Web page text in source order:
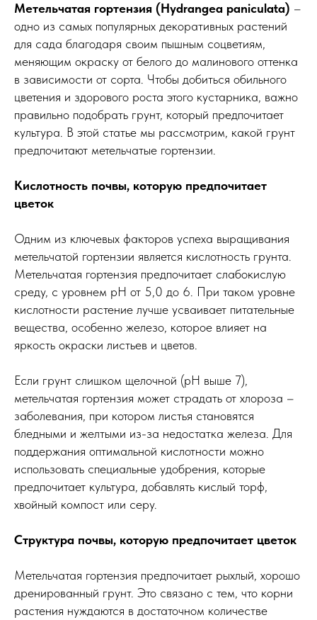
Метельчатая гортензия (Hydrangea paniculata) –
одно из самых популярных декоративных растений
для сада благодаря своим пышным соцветиям,
меняющим окраску от белого до малинового оттенка
в зависимости от сорта. Чтобы добиться обильного
цветения и здорового роста этого кустарника, важно
правильно подобрать грунт, который предпочитает
культура. В этой статье мы рассмотрим, какой грунт
предпочитают метельчатые гортензии.
Кислотность почвы, которую предпочитает
цветок
Одним из ключевых факторов успеха выращивания
метельчатой гортензии является кислотность грунта.
Метельчатая гортензия предпочитает слабокислую
среду, с уровнем pH от 5,0 до 6. При таком уровне
кислотности растение лучше усваивает питательные
вещества, особенно железо, которое влияет на
яркость окраски листьев и цветов.
Если грунт слишком щелочной (pH выше 7),
метельчатая гортензия может страдать от хлороза –
заболевания, при котором листья становятся
бледными и желтыми из-за недостатка железа. Для
поддержания оптимальной кислотности можно
использовать специальные удобрения, которые
предпочитает культура, добавлять кислый торф,
хвойный компост или серу.
Структура почвы, которую предпочитает цветок
Метельчатая гортензия предпочитает рыхлый, хорошо
дренированный грунт. Это связано с тем, что корни
растения нуждаются в достаточном количестве